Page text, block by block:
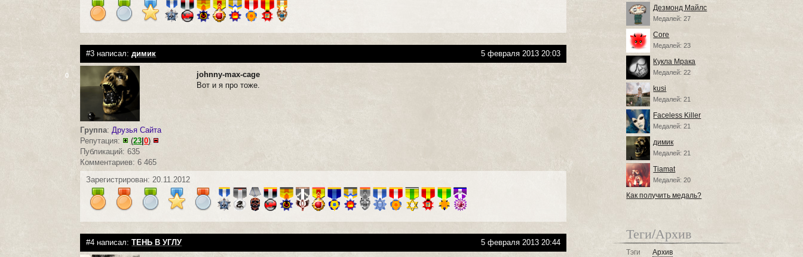
#3 написал:димик 5 февраля 2013 20:03
0
Группа:Друзья Сайта
Репутация:
(23 |0)
Публикаций: 635
Комментариев: 6 465
johnny-max-cage
Вот и я про тоже.
Зарегистрирован: 20.11.2012
#4 написал:ТЕНЬ В УГЛУ 5 февраля 2013 20:44
Дезмонд Майлс
Медалей: 27
Core
Медалей: 23
Кукла Мрака
Медалей: 22
kusi
Медалей: 21
Faceless Killer
Медалей: 21
димик
Медалей: 21
Tiamat
Медалей: 20
Как получить медаль?
Теги/Архив
Тэги Архив